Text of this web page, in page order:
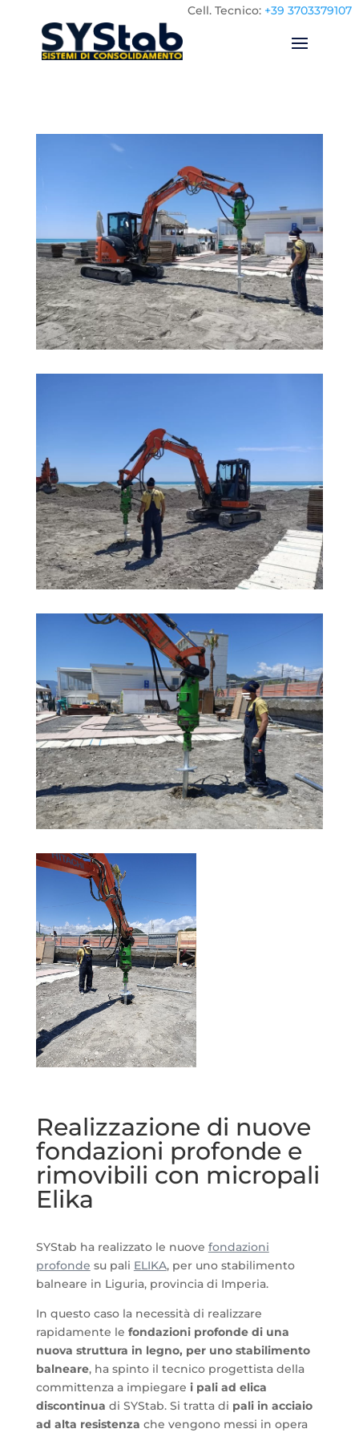
Cell. Tecnico: +39 3703379107
Realizzazione di nuove
fondazioni profonde e
rimovibili con micropali
Elika
SYStab ha realizzato le nuove fondazioni
profonde su pali ELIKA, per uno stabilimento
balneare in Liguria, provincia di Imperia.
In questo caso la necessità di realizzare
rapidamente le fondazioni profonde di una
nuova struttura in legno, per uno stabilimento
balneare, ha spinto il tecnico progettista della
committenza a impiegare i pali ad elica
discontinua di SYStab. Si tratta di pali in acciaio
ad alta resistenza che vengono messi in opera